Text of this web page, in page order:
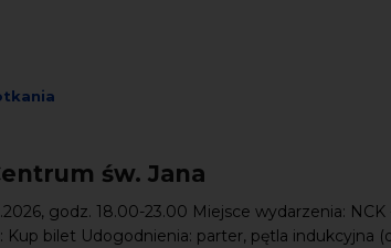
św. Jana
godz. 18.00-23.00 Miejsce wydarzenia: NCK
Kup bilet Udogodnienia: parter, pętla indukcyjna